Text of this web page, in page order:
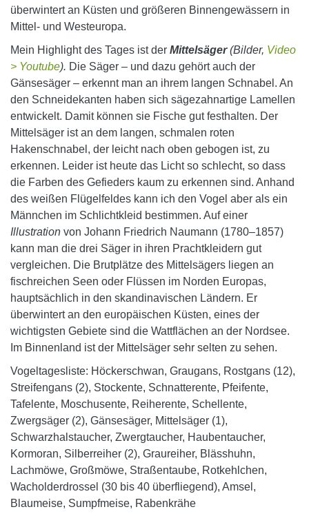
überwintert an Küsten und größeren Binnengewässern in
Mittel- und Westeuropa.
Mein Highlight des Tages ist der Mittelsäger(Bilder, Video
> Youtube). Die Säger – und dazu gehört auch der
Gänsesäger – erkennt man an ihrem langen Schnabel. An
den Schneidekanten haben sich sägezahnartige Lamellen
entwickelt. Damit können sie Fische gut festhalten. Der
Mittelsäger ist an dem langen, schmalen roten
Hakenschnabel, der leicht nach oben gebogen ist, zu
erkennen. Leider ist heute das Licht so schlecht, so dass
die Farben des Gefieders kaum zu erkennen sind. Anhand
des weißen Flügelfeldes kann ich den Vogel aber als ein
Männchen im Schlichtkleid bestimmen. Auf einer
Illustration von Johann Friedrich Naumann (1780–1857)
kann man die drei Säger in ihren Prachtkleidern gut
vergleichen. Die Brutplätze des Mittelsägers liegen an
fischreichen Seen oder Flüssen im Norden Europas,
hauptsächlich in den skandinavischen Ländern. Er
überwintert an den europäischen Küsten, eines der
wichtigsten Gebiete sind die Wattflächen an der Nordsee.
Im Binnenland ist der Mittelsäger sehr selten zu sehen.
Vogeltagesliste: Höckerschwan, Graugans, Rostgans (12),
Streifengans (2), Stockente, Schnatterente, Pfeifente,
Tafelente, Moschusente, Reiherente, Schellente,
Zwergsäger (2), Gänsesäger, Mittelsäger (1),
Schwarzhalstaucher, Zwergtaucher, Haubentaucher,
Kormoran, Silberreiher (2), Graureiher, Blässhuhn,
Lachmöwe, Großmöwe, Straßentaube, Rotkehlchen,
Wacholderdrossel (30 bis 40 überfliegend), Amsel,
Blaumeise, Sumpfmeise, Rabenkrähe